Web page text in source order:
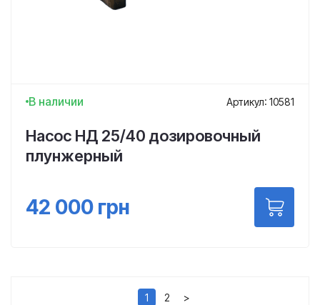
В наличии Артикул: 10581
Насос НД 25/40 дозировочный
плунжерный
42 000 грн
1 2 >